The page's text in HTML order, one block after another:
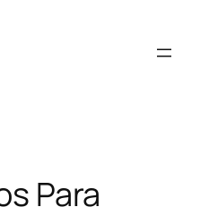
Para